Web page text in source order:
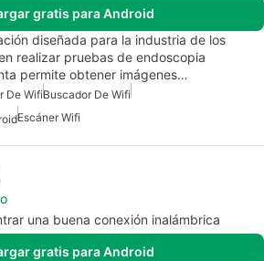
gratis para Android
diseñada para la industria de los
realizar pruebas de endoscopia
permite obtener imágenes…
De WifiBuscador De Wifi
Escáner Wifi
una buena conexión inalámbrica
gratis para Android